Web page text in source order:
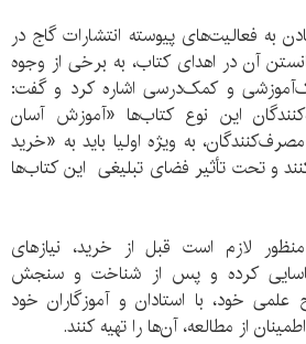
به فعالیت‌های پیوسته انتشارات گاج در
آن در اهدای کتاب، به برخی از وجوه
و کمک‌درسی اشاره کرد و گفت:
این نوع کتاب‌ها «آموزش آسان
به ویژه اولیا باید به «خرید
و تحت تأثیر فضای تبلیغی این کتاب‌ها
لازم است قبل از خرید، نیازهای
کرده و پس از شناخت و سنجش
خود، با استادان و آموزگاران خود
از مطالعه، آن‌ها را تهیه کنند.